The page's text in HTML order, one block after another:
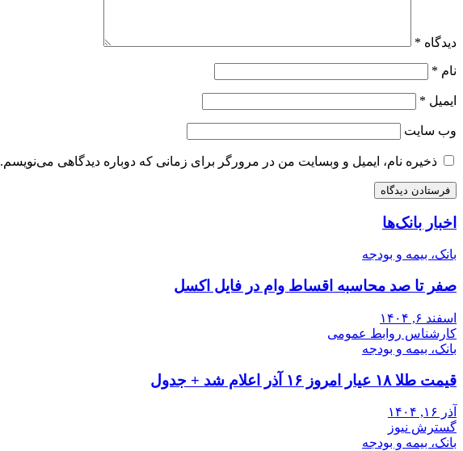
دیدگاه *
نام *
ایمیل *
وب‌ سایت
ذخیره نام، ایمیل و وبسایت من در مرورگر برای زمانی که دوباره دیدگاهی می‌نویسم.
اخبار بانک‌ها
بانک، بیمه و بودجه
صفر تا صد محاسبه اقساط وام در فایل اکسل
اسفند ۶, ۱۴۰۴
کارشناس روابط عمومی
بانک، بیمه و بودجه
قیمت طلا ۱۸ عیار امروز ۱۶ آذر اعلام شد + جدول
آذر ۱۶, ۱۴۰۴
گسترش نیوز
بانک، بیمه و بودجه